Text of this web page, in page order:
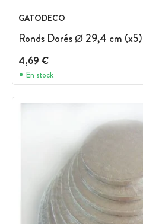
GATODECO
Ronds Dorés Ø 29,4 cm
4,69 €
En stock